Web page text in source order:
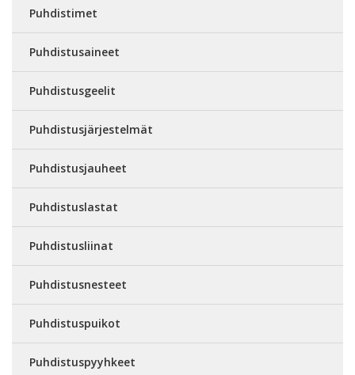
Puhdistimet
Puhdistusaineet
Puhdistusgeelit
Puhdistusjärjestelmät
Puhdistusjauheet
Puhdistuslastat
Puhdistusliinat
Puhdistusnesteet
Puhdistuspuikot
Puhdistuspyyhkeet